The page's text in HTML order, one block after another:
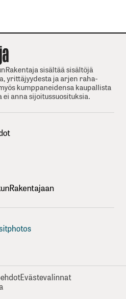
sisältää sisältöjä
yrittäjyydesta ja arjen raha-
kumppaneidensa kaupallista
anna sijoitussuosituksia.
Evästevalinnat